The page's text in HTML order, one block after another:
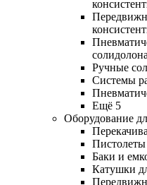
Ручные
Системы
Ещё 5
Оборудование
Пистолеты
Баки и
Катушки